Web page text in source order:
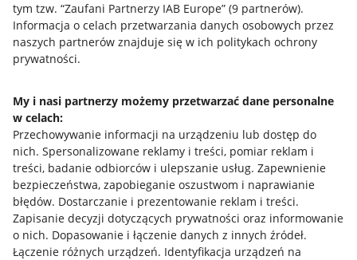
tym tzw. “Zaufani Partnerzy IAB Europe” (9 partnerów).
Informacja o celach przetwarzania danych osobowych przez
naszych partnerów znajduje się w ich politykach ochrony
prywatności.
My i nasi partnerzy możemy przetwarzać dane personalne
w celach:
Przechowywanie informacji na urządzeniu lub dostęp do
nich. Spersonalizowane reklamy i treści, pomiar reklam i
treści, badanie odbiorców i ulepszanie usług. Zapewnienie
bezpieczeństwa, zapobieganie oszustwom i naprawianie
błędów. Dostarczanie i prezentowanie reklam i treści.
Zapisanie decyzji dotyczących prywatności oraz informowanie
o nich. Dopasowanie i łączenie danych z innych źródeł.
Łączenie różnych urządzeń. Identyfikacja urządzeń na
Przydatne informacje
Jak to działa
Allegro Gadane dla sprzedających
Allegro Gadane dla kupujących
Mapa miejscowości
Informacje prawne
Regulamin